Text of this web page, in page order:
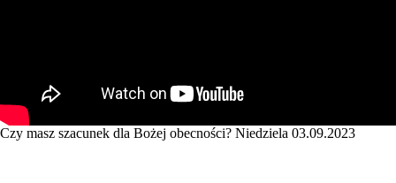
Czy masz szacunek dla Bożej obecności? Niedziela 03.09.2023